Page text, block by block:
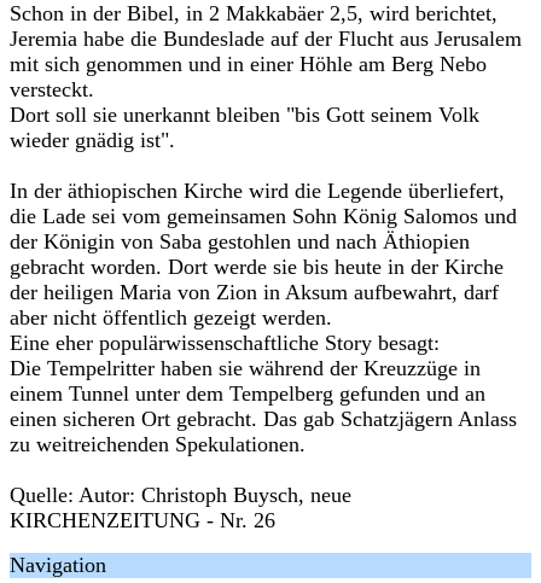
Schon in der Bibel, in 2 Makkabäer 2,5, wird berichtet,
Jeremia habe die Bundeslade auf der Flucht aus Jerusalem
mit sich genommen und in einer Höhle am Berg Nebo
versteckt.
Dort soll sie unerkannt bleiben "bis Gott seinem Volk
wieder gnädig ist".
In der äthiopischen Kirche wird die Legende überliefert,
die Lade sei vom gemeinsamen Sohn König Salomos und
der Königin von Saba gestohlen und nach Äthiopien
gebracht worden. Dort werde sie bis heute in der Kirche
der heiligen Maria von Zion in Aksum aufbewahrt, darf
aber nicht öffentlich gezeigt werden.
Eine eher populärwissenschaftliche Story besagt:
Die Tempelritter haben sie während der Kreuzzüge in
einem Tunnel unter dem Tempelberg gefunden und an
einen sicheren Ort gebracht. Das gab Schatzjägern Anlass
zu weitreichenden Spekulationen.
Quelle: Autor: Christoph Buysch, neue
KIRCHENZEITUNG - Nr. 26
Navigation